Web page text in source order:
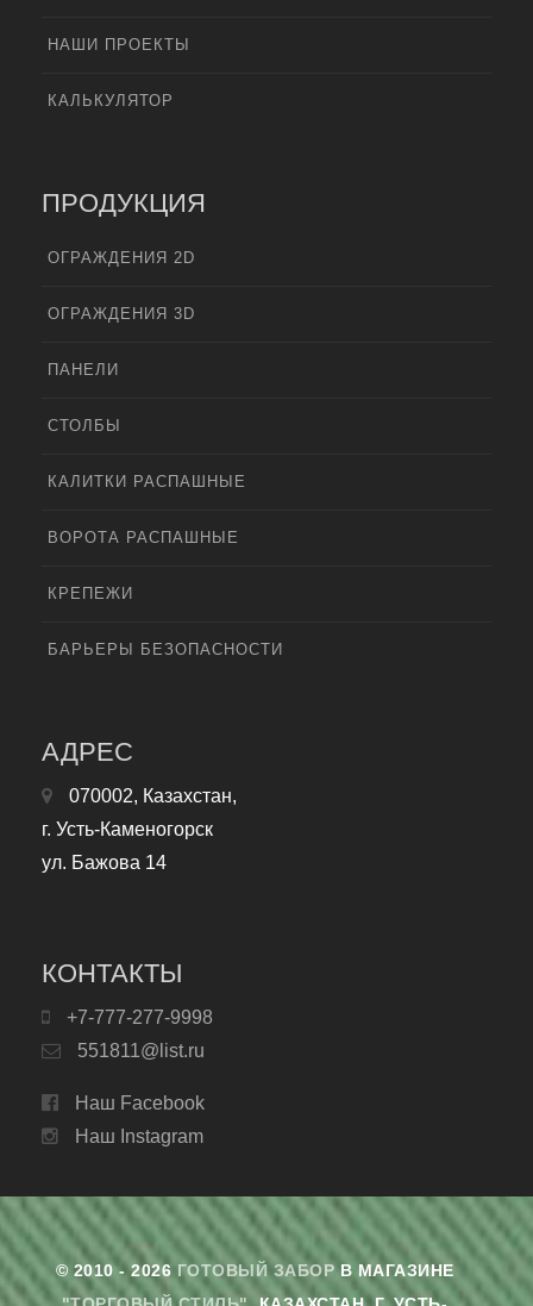
НАШИ ПРОЕКТЫ
КАЛЬКУЛЯТОР
ПРОДУКЦИЯ
ОГРАЖДЕНИЯ 2D
ОГРАЖДЕНИЯ 3D
ПАНЕЛИ
СТОЛБЫ
КАЛИТКИ РАСПАШНЫЕ
ВОРОТА РАСПАШНЫЕ
КРЕПЕЖИ
БАРЬЕРЫ БЕЗОПАСНОСТИ
АДРЕС
070002, Казахстан,
г. Усть-Каменогорск
ул. Бажова 14
КОНТАКТЫ
+7-777-277-9998
551811@list.ru
Наш Facebook
Наш Instagram
© 2010 - 2026 ГОТОВЫЙ ЗАБОРВ МАГАЗИНЕ